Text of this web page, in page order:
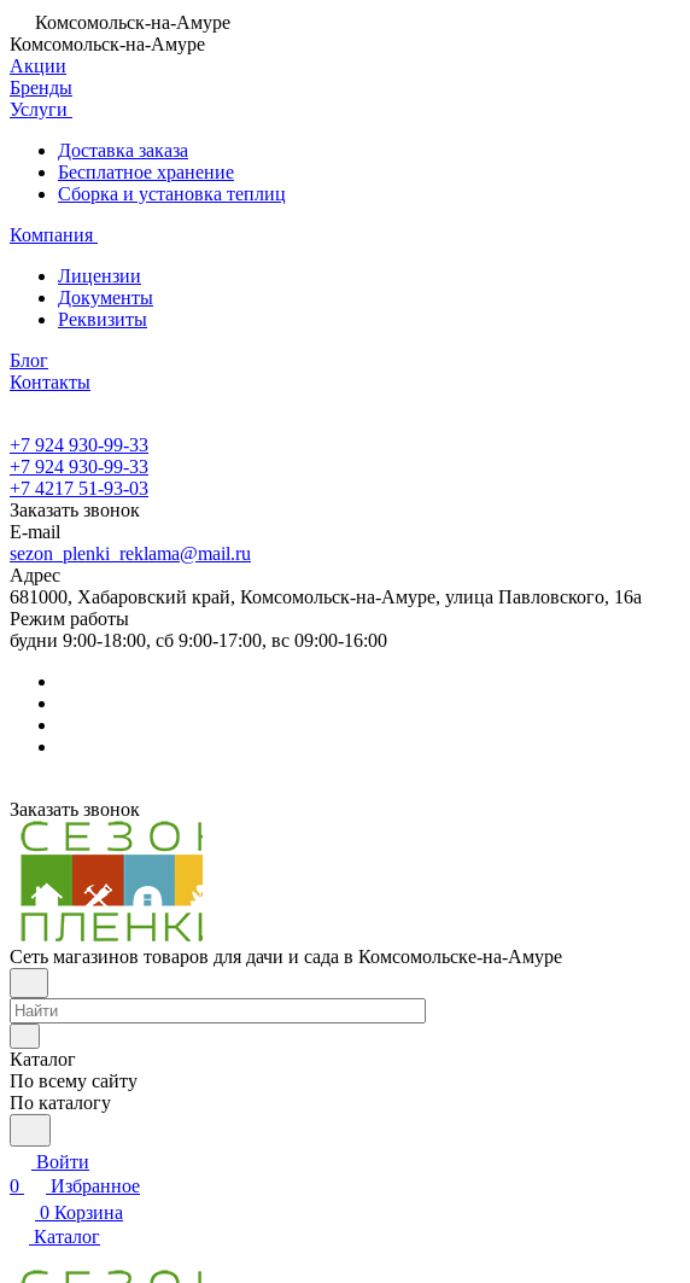
Комсомольск-на-Амуре
Комсомольск-на-Амуре
Акции
Бренды
Услуги
Доставка заказа
Бесплатное хранение
Сборка и установка теплиц
Компания
Лицензии
Документы
Реквизиты
Блог
Контакты
+7 924 930-99-33
+7 924 930-99-33
+7 4217 51-93-03
Заказать звонок
E-mail
sezon_plenki_reklama@mail.ru
Адрес
681000, Хабаровский край, Комсомольск-на-Амуре, улица Павловского, 16а
Режим работы
будни 9:00-18:00, сб 9:00-17:00, вс 09:00-16:00
Заказать звонок
Сеть магазинов товаров для дачи и сада в Комсомольске-на-Амуре
Каталог
По всему сайту
По каталогу
Войти
0
Избранное
0 Корзина
Каталог